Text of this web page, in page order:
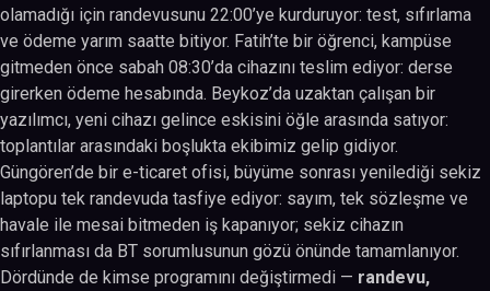
olamadığı için randevusunu 22:00’ye kurduruyor: test, sıfırlama
ve ödeme yarım saatte bitiyor. Fatih’te bir öğrenci, kampüse
gitmeden önce sabah 08:30’da cihazını teslim ediyor: derse
girerken ödeme hesabında. Beykoz’da uzaktan çalışan bir
yazılımcı, yeni cihazı gelince eskisini öğle arasında satıyor:
toplantılar arasındaki boşlukta ekibimiz gelip gidiyor.
Güngören’de bir e-ticaret ofisi, büyüme sonrası yenilediği sekiz
laptopu tek randevuda tasfiye ediyor: sayım, tek sözleşme ve
havale ile mesai bitmeden iş kapanıyor; sekiz cihazın
sıfırlanması da BT sorumlusunun gözü önünde tamamlanıyor.
Dördünde de kimse programını değiştirmedi — randevu,